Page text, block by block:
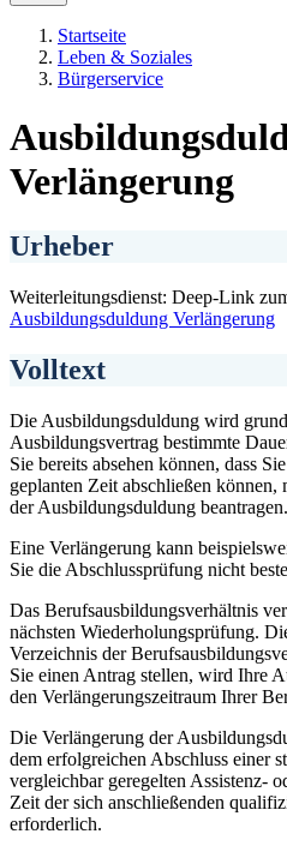
Startseite
Leben & Soziales
Bürgerservice
Verlängerung
Urheber
Weiterleitungsdienst: Deep-Link
Ausbildungsduldung Verlängerung
Volltext
Die Ausbildungsduldung wird
Ausbildungsvertrag bestimmte
Sie bereits absehen können, dass
geplanten Zeit abschließen können,
der Ausbildungsduldung beantragen.
Eine Verlängerung kann
Sie die Abschlussprüfung nicht
Das Berufsausbildungsverhältnis
nächsten Wiederholungsprüfung.
Verzeichnis der
Sie einen Antrag stellen, wird Ihre
den Verlängerungszeitraum Ihrer
Die Verlängerung der
dem erfolgreichen Abschluss einer
vergleichbar geregelten Assistenz-
Zeit der sich anschließenden
erforderlich.